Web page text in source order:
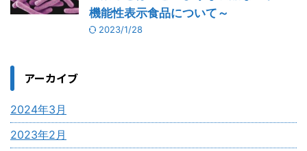
機能性表示食品について～
2023/1/28
アーカイブ
2024年3月
2023年2月